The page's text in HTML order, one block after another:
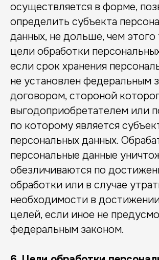
осуществляется в форме,
определить субъекта
данных, не дольше, чем
цели обработки
если срок хранения
не установлен федеральным
договором, стороной
выгодоприобретателем или
по которому является
персональных данных.
персональные данные
обезличиваются по
обработки или в случае
необходимости в
целей, если иное не
федеральным законом.